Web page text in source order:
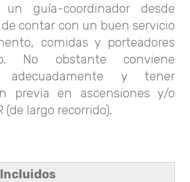
guía-coordinador desde
contar con un buen servicio
comidas y porteadores
No obstante conviene
adecuadamente y tener
previa en ascensiones y/o
(de largo recorrido).